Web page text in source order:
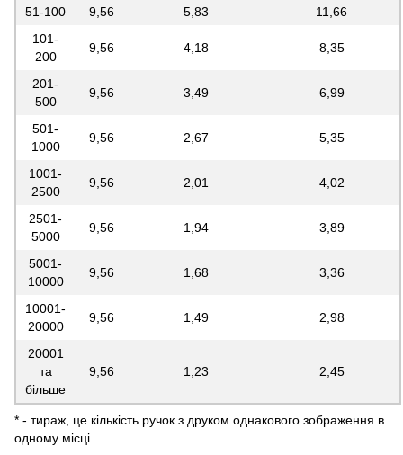
51-100 9,56 5,83
11,66
101-
200
9,56 4,18 8,35
201-
500
9,56 3,49 6,99
501-
1000
9,56 2,67 5,35
1001-
2500
9,56 2,01 4,02
2501-
5000
9,56 1,94 3,89
5001-
10000
9,56 1,68 3,36
10001-
20000
9,56 1,49 2,98
20001
та
більше
9,56 1,23 2,45
* - тираж, це кількість ручок з друком однакового зображення в
одному місці